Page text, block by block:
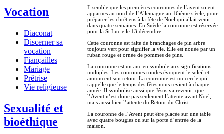
Vocation
Diaconat
Discerner sa
vocation
Fiançailles
Mariage
Prêtrise
Vie religieuse
Sexualité et
bioéthique
Il semble que les premières couronnes de l’avent soient
apparues au nord de l’Allemagne au 16ième siècle, pour
préparer les chrétiens à la fête de Noël qui allait venir
dans quatre semaines. En Suède la couronne est réservée
pour la St Lucie le 13 décembre.
Cette couronne est faite de branchages de pin arbre
toujours vert pour signifier la vie. Elle est nouée par un
ruban rouge et ornée de pommes de pins.
La couronne est un ancien symbole aux significations
multiples. Les couronnes rondes évoquent le soleil et
annoncent son retour. La couronne est un cercle qui
rappelle que le temps des fêtes nous revient à chaque
année. Il symbolise aussi que Jésus va revenir, que
l’Avent n’est donc pas seulement l’attente avant Noël,
mais aussi bien l’attente du Retour du Christ.
La couronne de l’Avent peut être placée sur une table
avec quatre bougies ou sur la porte d’entrée de la
maison.